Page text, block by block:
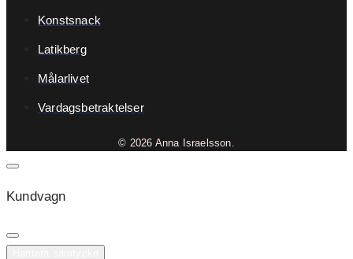
Konstsnack
Latikberg
Målarlivet
Vardagsbetraktelser
© 2026 Anna Israelsson.
Kundvagn